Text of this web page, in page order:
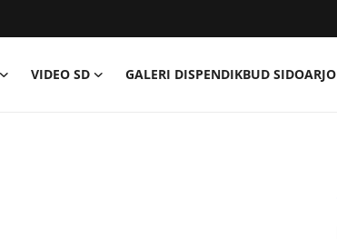
VIDEO SD GALERI DISPENDIKBUD SIDOARJO